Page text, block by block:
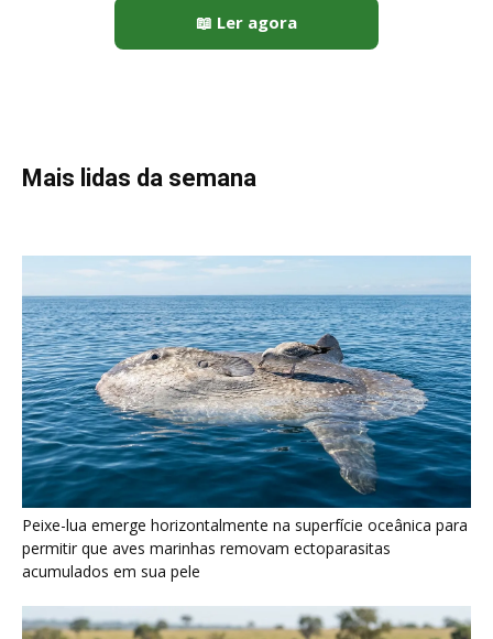
📖 Ler agora
Mais lidas da semana
Peixe-lua emerge horizontalmente na superfície oceânica para
permitir que aves marinhas removam ectoparasitas
acumulados em sua pele